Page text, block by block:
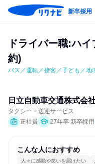
新卒採用
ドライバー職:ハ
約)
バス／運転／接客／子ども／地
日立自動車交通株式会
タクシー・送迎サービス
正社員
27年卒 新卒採用
こんな人におすすめ
人々に感動や笑いを届けたい